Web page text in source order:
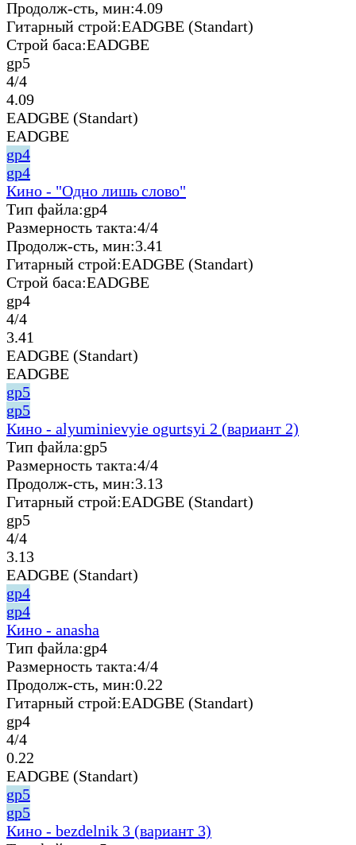
Продолж-сть, мин:4.09
Гитарный строй:EADGBE (Standart)
Строй баса:EADGBE
gp5
4/4
4.09
EADGBE (Standart)
EADGBE
gp4
gp4
Кино - "Одно лишь слово"
Тип файла:gp4
Размерность такта:4/4
Продолж-сть, мин:3.41
Гитарный строй:EADGBE (Standart)
Строй баса:EADGBE
gp4
4/4
3.41
EADGBE (Standart)
EADGBE
gp5
gp5
Кино - alyuminievyie ogurtsyi 2 (вариант 2)
Тип файла:gp5
Размерность такта:4/4
Продолж-сть, мин:3.13
Гитарный строй:EADGBE (Standart)
gp5
4/4
3.13
EADGBE (Standart)
gp4
gp4
Кино - anasha
Тип файла:gp4
Размерность такта:4/4
Продолж-сть, мин:0.22
Гитарный строй:EADGBE (Standart)
gp4
4/4
0.22
EADGBE (Standart)
gp5
gp5
Кино - bezdelnik 3 (вариант 3)